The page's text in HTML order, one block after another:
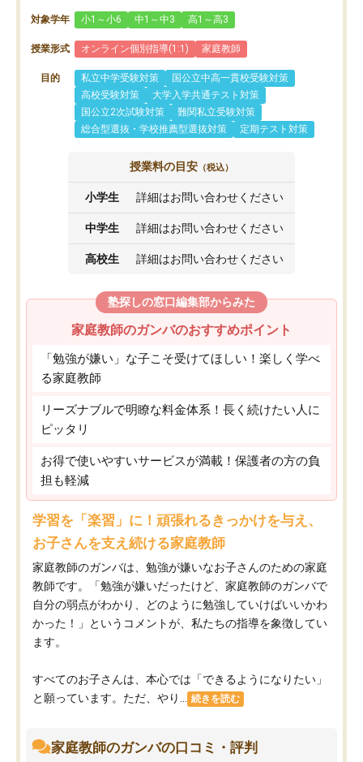
対象学年 小1～小6 中1～中3 高1～高3
授業形式 オンライン個別指導(1:1) 家庭教師
目的 私立中学受験対策
国公立中高一貫校受験対策
高校受験対策
大学入学共通テスト対策
国公立2次試験対策
難関私立受験対策
総合型選抜・学校推薦型選抜対策
定期テスト対策
授業料の目安 （税込）
小学生 詳細はお問い合わせください
中学生 詳細はお問い合わせください
高校生 詳細はお問い合わせください
塾探しの窓口編集部からみた
家庭教師のガンバのおすすめポイント
「勉強が嫌い」な子こそ受けてほしい！楽しく学べ
る家庭教師
リーズナブルで明瞭な料金体系！長く続けたい人に
ピッタリ
お得で使いやすいサービスが満載！保護者の方の負
担も軽減
学習を「楽習」に！頑張れるきっかけを与え、
お子さんを支え続ける家庭教師
家庭教師のガンバは、勉強が嫌いなお子さんのための家庭
教師です。「勉強が嫌いだったけど、家庭教師のガンバで
自分の弱点がわかり、どのように勉強していけばいいかわ
かった！」というコメントが、私たちの指導を象徴してい
ます。
すべてのお子さんは、本心では「できるようになりたい」
と願っています。ただ、やり...
続きを読む
家庭教師のガンバの口コミ・評判